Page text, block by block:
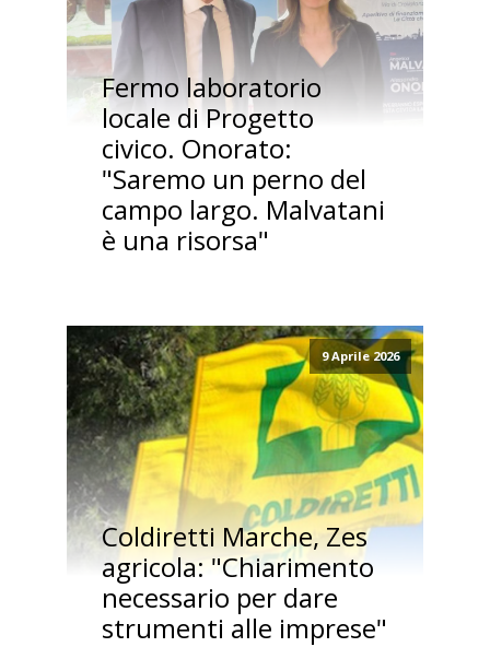
Fermo laboratorio
locale di Progetto
civico. Onorato:
"Saremo un perno del
campo largo. Malvatani
è una risorsa"
9 Aprile 2026
Coldiretti Marche, Zes
agricola: "Chiarimento
necessario per dare
strumenti alle imprese"